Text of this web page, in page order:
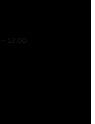
12.00